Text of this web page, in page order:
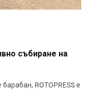
събиране на
ROTOPRESS е